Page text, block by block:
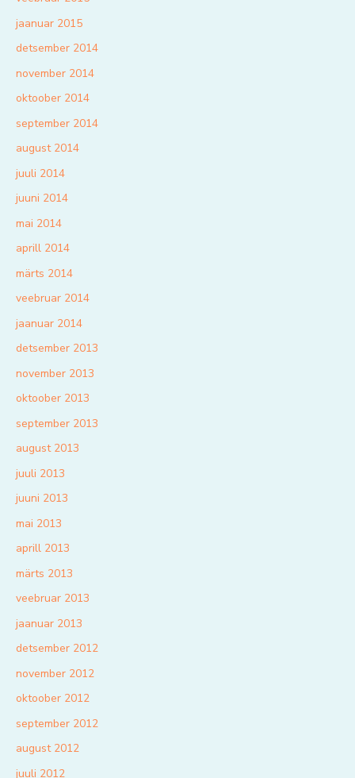
jaanuar 2015
detsember 2014
november 2014
oktoober 2014
september 2014
august 2014
juuli 2014
juuni 2014
mai 2014
aprill 2014
märts 2014
veebruar 2014
jaanuar 2014
detsember 2013
november 2013
oktoober 2013
september 2013
august 2013
juuli 2013
juuni 2013
mai 2013
aprill 2013
märts 2013
veebruar 2013
jaanuar 2013
detsember 2012
november 2012
oktoober 2012
september 2012
august 2012
juuli 2012